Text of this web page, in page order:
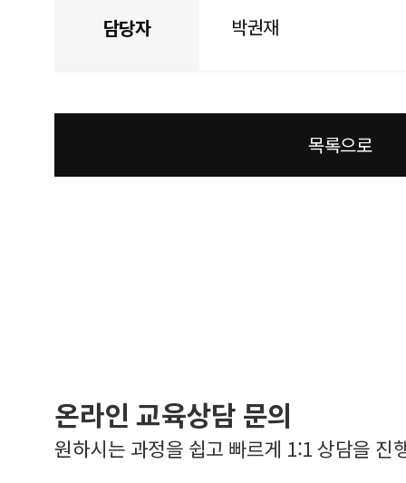
담당자 박권재
목록으로
온라인 교육상담 문의
원하시는 과정을 쉽고 빠르게 1:1 상담을 진